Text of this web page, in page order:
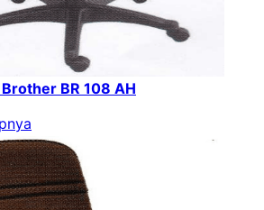
BR 108 AH